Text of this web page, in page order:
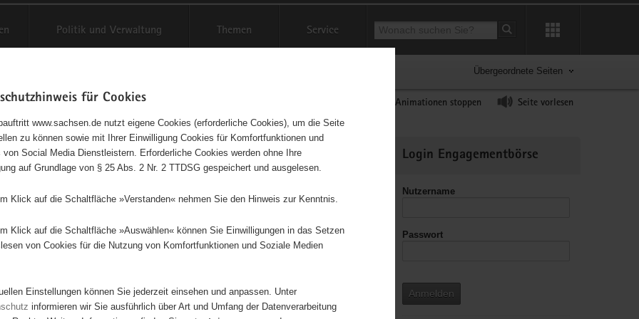
Politik und Verwaltung Themen Service Suchbegriff
Suche starten
Übergeordnete Seiten
Animationen stoppen Seite vorlesen
auf Karte anzeigen
Initiativen Projekte Nach Alphabet Nach Postleitzahl
66 Suchergebnisse
Informationen
Login Engagementbörse
Nutzername
Passwort
Anmelden
für Cookies
www.sachsen.de nutzt eigene Cookies (erforderliche Cookies), um die Seite
zu können sowie mit Ihrer Einwilligung Cookies für Komfortfunktionen und
von Social Media Dienstleistern. Erforderliche Cookies werden ohne Ihre
auf Grundlage von § 25 Abs. 2 Nr. 2 TTDSG gespeichert und ausgelesen.
Klick auf die Schaltfläche »Verstanden« nehmen Sie den Hinweis zur Kenntnis.
Klick auf die Schaltfläche »Auswählen« können Sie Einwilligungen in das Setzen
von Cookies für die Nutzung von Komfortfunktionen und Soziale Medien
Einstellungen können Sie jederzeit einsehen und anpassen. Unter
informieren wir Sie ausführlich über Art und Umfang der Datenverarbeitung